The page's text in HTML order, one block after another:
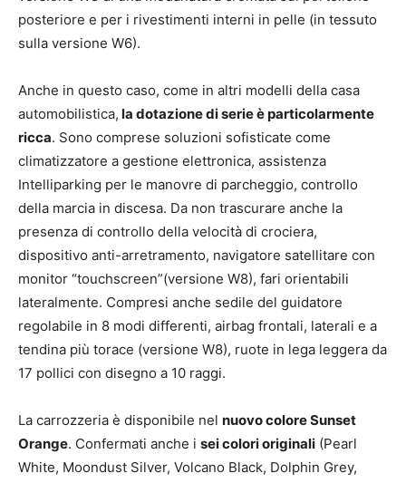
posteriore e per i rivestimenti interni in pelle (in tessuto
sulla versione W6).
Anche in questo caso, come in altri modelli della casa
automobilistica, la dotazione di serie è particolarmente
ricca. Sono comprese soluzioni sofisticate come
climatizzatore a gestione elettronica, assistenza
Intelliparking per le manovre di parcheggio, controllo
della marcia in discesa. Da non trascurare anche la
presenza di controllo della velocità di crociera,
dispositivo anti-arretramento, navigatore satellitare con
monitor “touchscreen”(versione W8), fari orientabili
lateralmente. Compresi anche sedile del guidatore
regolabile in 8 modi differenti, airbag frontali, laterali e a
tendina più torace (versione W8), ruote in lega leggera da
17 pollici con disegno a 10 raggi.
La carrozzeria è disponibile nel nuovo colore Sunset
Orange. Confermati anche i sei colori originali (Pearl
White, Moondust Silver, Volcano Black, Dolphin Grey,